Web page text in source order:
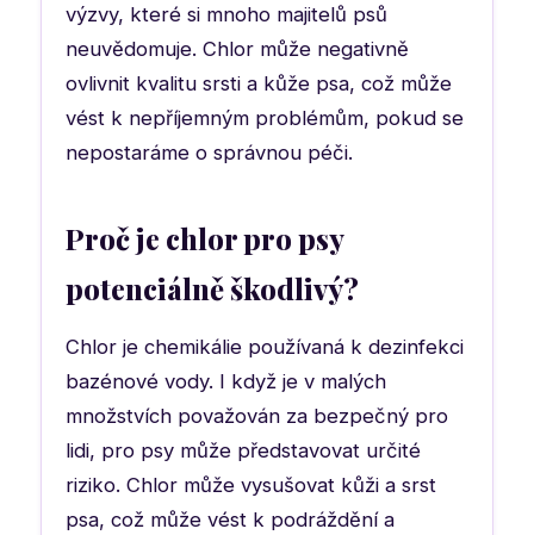
výzvy, které si mnoho majitelů psů
neuvědomuje. Chlor může negativně
ovlivnit kvalitu srsti a kůže psa, což může
vést k nepříjemným problémům, pokud se
nepostaráme o správnou péči.
Proč je chlor pro psy
potenciálně škodlivý?
Chlor je chemikálie používaná k dezinfekci
bazénové vody. I když je v malých
množstvích považován za bezpečný pro
lidi, pro psy může představovat určité
riziko. Chlor může vysušovat kůži a srst
psa, což může vést k podráždění a